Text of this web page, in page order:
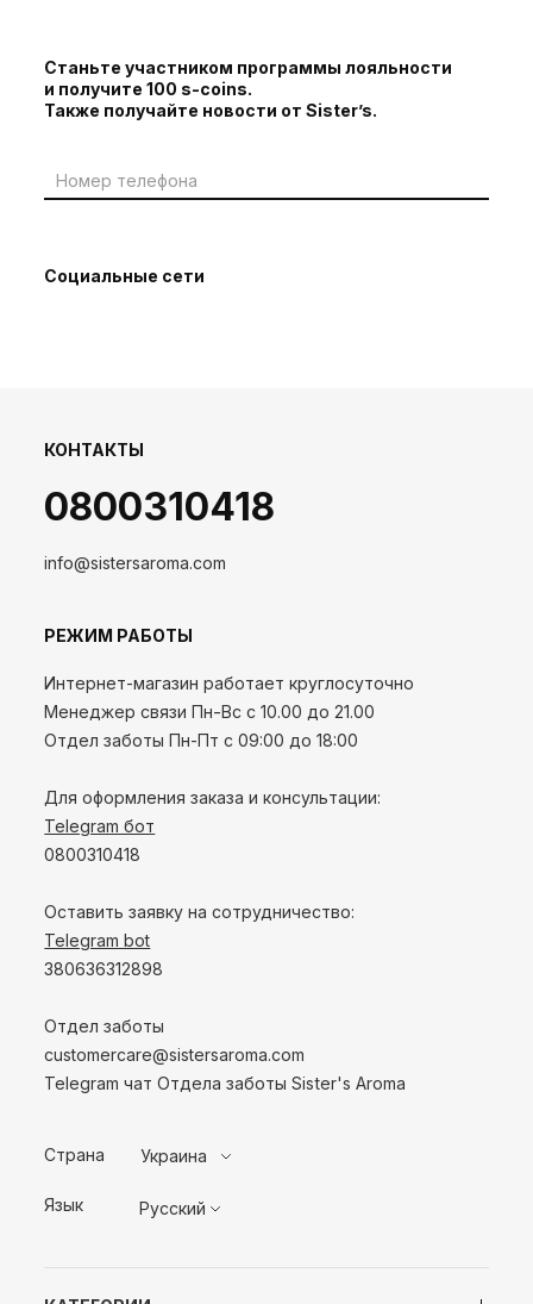
Станьте участником программы лояльности
и получите 100 s-coins.
Также получайте новости от Sister’s.
Социальные сети
КОНТАКТЫ
0800310418
info@sistersaroma.com
РЕЖИМ РАБОТЫ
Интернет-магазин работает круглосуточно
Менеджер связи Пн-Вс с 10.00 до 21.00
Отдел заботы Пн-Пт с 09:00 до 18:00
Для оформления заказа и консультации:
Telegram бот
0800310418
Оставить заявку на сотрудничество:
Telegram bot
380636312898
Отдел заботы
customercare@sistersaroma.com
Telegram чат Отдела заботы Sister's Aroma
Страна Украина
Язык Русский